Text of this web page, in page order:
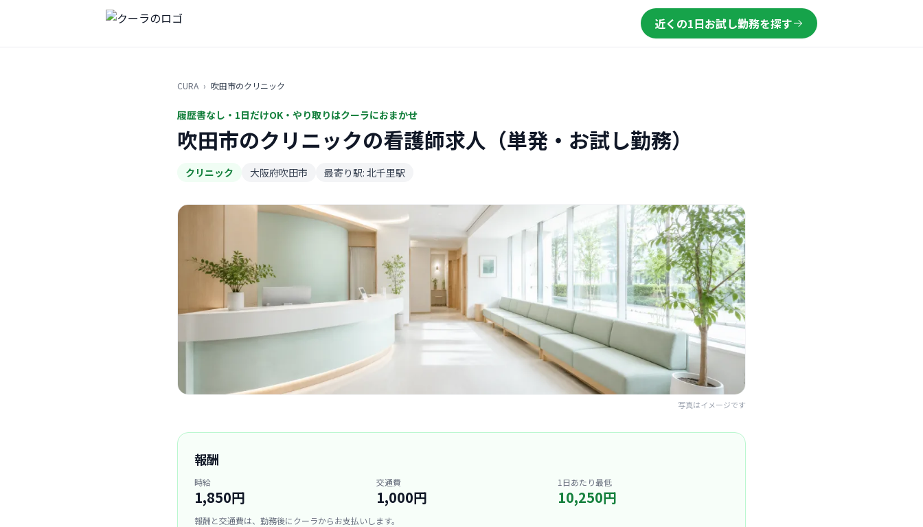
近くの1日お試し勤務を探す
CURA › 吹田市のクリニック
履歴書なし・1日だけOK・やり取りはクーラにおまかせ
吹田市のクリニックの看護師求人（単発・お試し勤務）
クリニック 大阪府吹田市 最寄り駅: 北千里駅
写真はイメージです
報酬
時給
1,850円
交通費
1,000円
1日あたり最低
10,250円
報酬と交通費は、勤務後にクーラからお支払いします。